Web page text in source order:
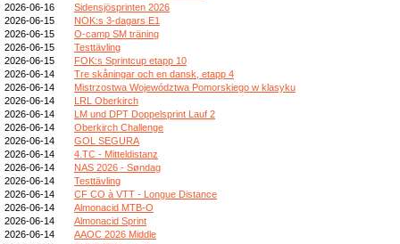
2026-06-16
Sidensjösprinten 2026
2026-06-15
NOK:s 3-dagars E1
2026-06-15
O-camp SM träning
2026-06-15
Testtävling
2026-06-15
FOK:s Sprintcup etapp 10
2026-06-14
Tre skåningar och en dansk, etapp 4
2026-06-14
Mistrzostwa Województwa Pomorskiego w klasyku
2026-06-14
LRL Oberkirch
2026-06-14
LM und DPT Doppelsprint Lauf 2
2026-06-14
Oberkirch Challenge
2026-06-14
GOL SEGURA
2026-06-14
4.TC - Mitteldistanz
2026-06-14
NAS 2026 - Søndag
2026-06-14
Testtävling
2026-06-14
CF CO à VTT - Longue Distance
2026-06-14
Almonacid MTB-O
2026-06-14
Almonacid Sprint
2026-06-14
AAOC 2026 Middle